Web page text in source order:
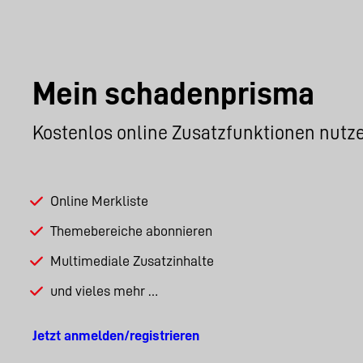
Mein schadenprisma
Kostenlos online Zusatzfunktionen
Online Merkliste
Themebereiche abonnieren
Multimediale Zusatzinhalte
und vieles mehr …
Jetzt anmelden/registrieren